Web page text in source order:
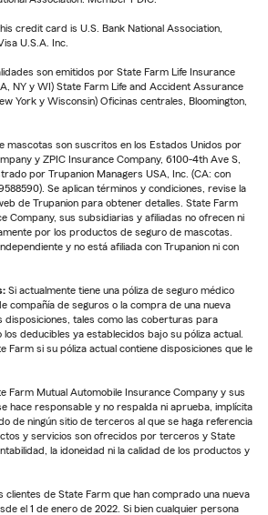
credit card is U.S. Bank National Association,
U.S.A. Inc.
son emitidos por State Farm Life Insurance
NY y WI) State Farm Life and Accident Assurance
York y Wisconsin) Oficinas centrales, Bloomington,
mascotas son suscritos en los Estados Unidos por
y ZPIC Insurance Company, 6100-4th Ave S,
por Trupanion Managers USA, Inc. (CA: con
Se aplican términos y condiciones, revise la
de Trupanion para obtener detalles. State Farm
Company, sus subsidiarias y afiliadas no ofrecen ni
por los productos de seguro de mascotas.
y no está afiliada con Trupanion ni con
Si actualmente tiene una póliza de seguro médico
compañía de seguros o la compra de una nueva
disposiciones, tales como las coberturas para
deducibles ya establecidos bajo su póliza actual.
Farm si su póliza actual contiene disposiciones que le
Farm Mutual Automobile Insurance Company y sus
hace responsable y no respalda ni aprueba, implícita
de ningún sitio de terceros al que se haga referencia
y servicios son ofrecidos por terceros y State
la idoneidad ni la calidad de los productos y
clientes de State Farm que han comprado una nueva
el 1 de enero de 2022. Si bien cualquier persona